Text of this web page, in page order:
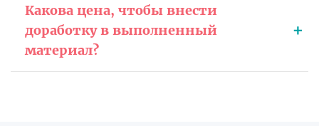
Какова цена, чтобы внести
доработку в выполненный
материал?